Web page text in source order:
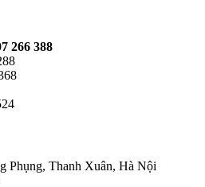
266 388
Phụng, Thanh Xuân, Hà Nội